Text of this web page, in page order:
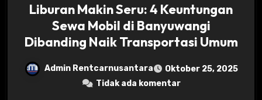
Liburan Makin Seru: 4 Keuntungan
Sewa Mobil di Banyuwangi
Dibanding Naik Transportasi Umum
Admin Rentcarnusantara
Oktober 25, 2025
Tidak ada komentar